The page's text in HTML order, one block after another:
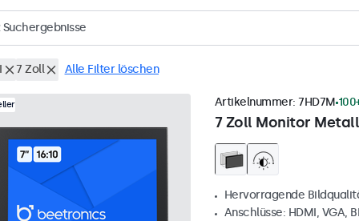
Suchergebnisse
7 Zoll Alle Filter löschen
7 Zoll Monitor Metall
Artikelnummer: 7HD7M
Hervorragende
Anschlüsse: HDMI, VGA,